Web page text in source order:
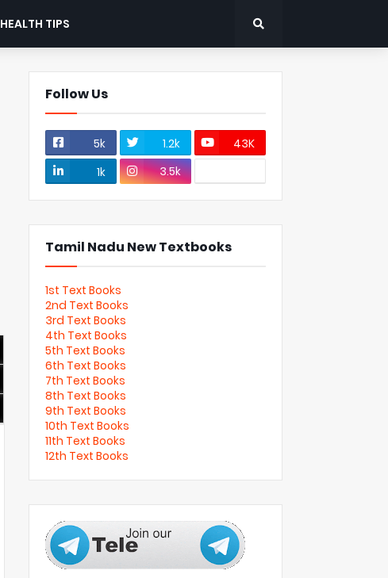
HEALTH TIPS
Follow Us
5k 1.2k
43K
1k
3.5k
Tamil Nadu New Textbooks
1st Text Books
2nd Text Books
3rd Text Books
4th Text Books
5th Text Books
6th Text Books
7th Text Books
8th Text Books
9th Text Books
10th Text Books
11th Text Books
12th Text Books